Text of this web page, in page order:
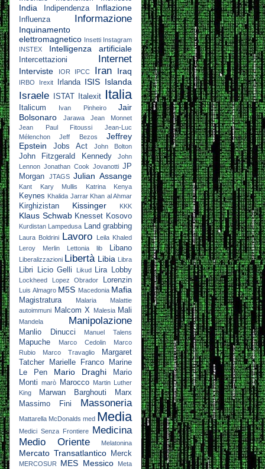
India Indipendenza Inflazione
Influenza Informazione
Inquinamento
elettromagnetico Insetti Instagram
INSTEX
Intelligenza artificiale
Intercettazioni Internet
Interviste IOR IPCC Iran Iraq
IRBO Irexit Irlanda ISIS Islanda
Israele ISTAT Italexit Italia
Italicum Ivan Pinheiro
Jair
Bolsonaro
Jarawa
Jean Monnet
Jean Paul Fitoussi
Jean-Luc
Mélenchon
Jeff Bezos
Jeffrey
Epstein
Jobs Act John Bolton
John Fitzgerald Kennedy
John
Lennon Jonathan Cook Jovanotti JP
Morgan
JTAGS Julian Assange
Kant Kary Mullis Katrina Kenya
Keynes Khalida Jarrar Khan al Ahmar
Kirghizistan Kissinger KKK
Klaus Schwab Knesset Kosovo
Kurdistan Lampedusa Land grabbing
Laura Boldrini Lavoro
Leila Khaled
Leroy Merlin
Lettonia lib Libano
Liberalizzazioni Libertà Libia Libra
Libri Licio Gelli Likud Lira Lobby
Lockheed Lopez Obrador Lorenzin
Luis Almagro M5S Macedonia Mafia
Magistratura Malaria
Malattie
autoimmuni Malcom X Malesia Mali
Mandela Manipolazione
Manlio Dinucci Manuel Talens
Mapuche Marco Cedolin
Marco
Rubio
Marco Travaglio
Margaret
Tatcher
Marielle Franco
Marine
Le Pen
Mario Draghi
Mario
Monti
marò Marocco
Martin Luther
King
Marwan Barghouti
Marx
Massimo Fini
Massoneria
Mattarella McDonalds med Media
Medici Senza Frontiere Medicina
Medio Oriente
Melatonina
Mercato Transatlantico Merck
MERCOSUR MES Messico
Meta